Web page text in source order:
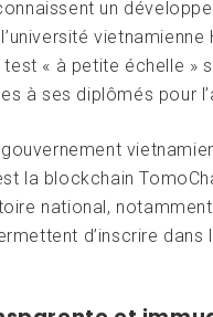
un
« à petite échelle »
à ses diplômés pour
la blockchain
national,
d’inscrire